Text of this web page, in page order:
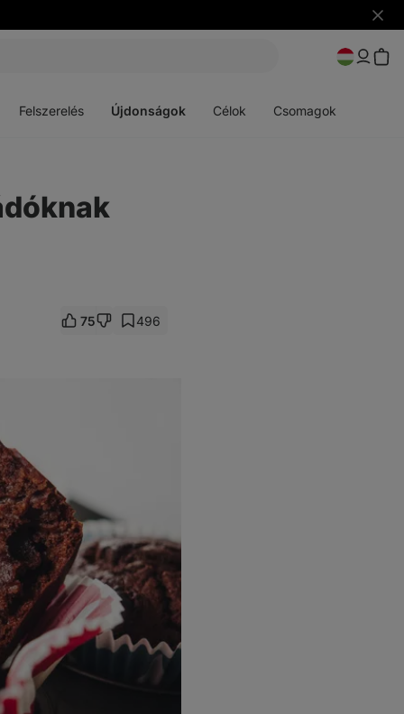
Felszerelés Újdonságok Célok Csomagok
75 496